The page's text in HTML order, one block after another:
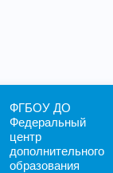
ФГБОУ ДО
Федеральный
центр
дополнительного
образования